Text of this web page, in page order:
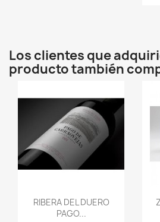
Los clientes que
producto también
Vista rápida
RIBERA DEL DUERO
PAGO...